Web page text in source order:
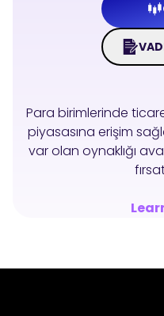
Para birimlerinde
piyasasına erişim
var olan oynaklığı